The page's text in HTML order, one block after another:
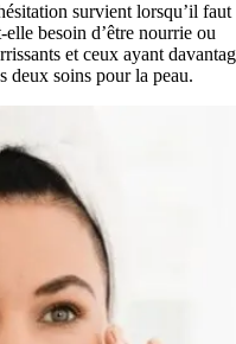
survient lorsqu’il faut
besoin d’être nourrie ou
et ceux ayant
deux soins pour la peau.